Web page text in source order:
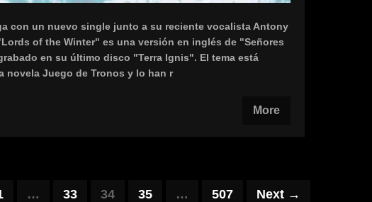
con un nuevo single junto a su reciente vocalista Antony
of the Winter" es una versión en inglés de "Señores
en su último disco "Terra Ignis". El tema está
novela Juego de Tronos y lo han r
More
… 33 34 35 … 507 Next →